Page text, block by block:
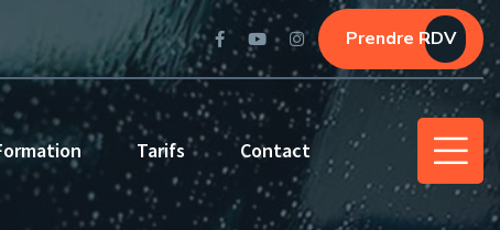
Prendre RDV
Tarifs Contact